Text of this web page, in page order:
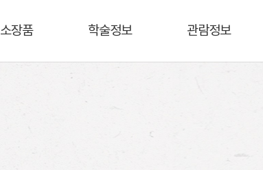
소장품 학술정보 관람정보